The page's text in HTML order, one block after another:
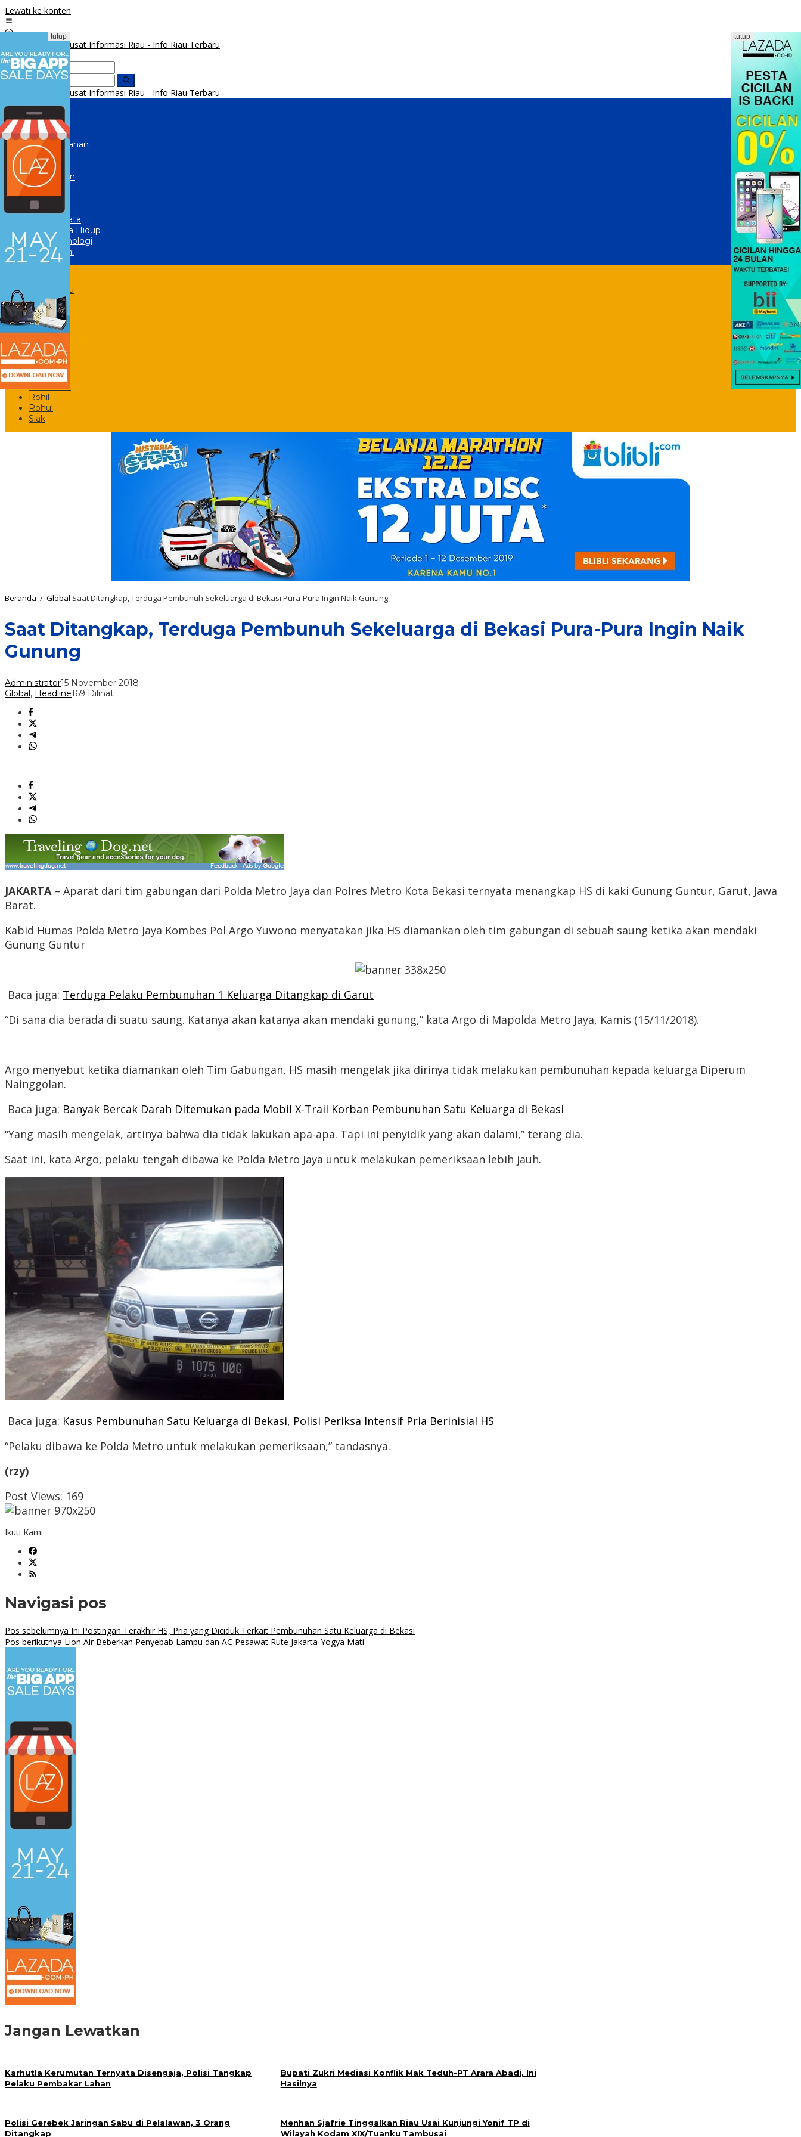
Lewati ke konten
Beranda
Peristiwa
Hukrim
Pemerintahan
Politik
Ekonomi
Pendidikan
Global
Olahraga
Lainnya
Wisata
Gaya Hidup
Teknologi
Opini
Pekanbaru
Bengkalis
Dumai
Duri
Inhil
Inhu
Kampar
Kuansing
Meranti
Pelalawan
Rohil
Rohul
Siak
tutup tutup
Beranda / Global Saat Ditangkap, Terduga Pembunuh Sekeluarga di Bekasi Pura-Pura Ingin Naik Gunung
Saat Ditangkap, Terduga Pembunuh Sekeluarga di Bekasi Pura-Pura Ingin Naik
Gunung
Administrator15 November 2018
Global, Headline169 Dilihat
JAKARTA– Aparat dari tim gabungan dari Polda Metro Jaya dan Polres Metro Kota Bekasi ternyata menangkap HS di kaki Gunung Guntur, Garut, Jawa
Barat.
Kabid Humas Polda Metro Jaya Kombes Pol Argo Yuwono menyatakan jika HS diamankan oleh tim gabungan di sebuah saung ketika akan mendaki
Gunung Guntur
Baca juga: Terduga Pelaku Pembunuhan 1 Keluarga Ditangkap di Garut
“Di sana dia berada di suatu saung. Katanya akan katanya akan mendaki gunung,” kata Argo di Mapolda Metro Jaya, Kamis (15/11/2018).
Argo menyebut ketika diamankan oleh Tim Gabungan, HS masih mengelak jika dirinya tidak melakukan pembunuhan kepada keluarga Diperum
Nainggolan.
Baca juga: Banyak Bercak Darah Ditemukan pada Mobil X-Trail Korban Pembunuhan Satu Keluarga di Bekasi
“Yang masih mengelak, artinya bahwa dia tidak lakukan apa-apa. Tapi ini penyidik yang akan dalami,” terang dia.
Saat ini, kata Argo, pelaku tengah dibawa ke Polda Metro Jaya untuk melakukan pemeriksaan lebih jauh.
Baca juga: Kasus Pembunuhan Satu Keluarga di Bekasi, Polisi Periksa Intensif Pria Berinisial HS
“Pelaku dibawa ke Polda Metro untuk melakukan pemeriksaan,” tandasnya.
(rzy)
Post Views: 169
Ikuti Kami
Navigasi pos
Pos sebelumnya Ini Postingan Terakhir HS, Pria yang Diciduk Terkait Pembunuhan Satu Keluarga di Bekasi
Pos berikutnya Lion Air Beberkan Penyebab Lampu dan AC Pesawat Rute Jakarta-Yogya Mati
Jangan Lewatkan
Karhutla Kerumutan Ternyata Disengaja, Polisi Tangkap
Pelaku Pembakar Lahan
Bupati Zukri Mediasi Konflik Mak Teduh-PT Arara Abadi, Ini
Hasilnya
Polisi Gerebek Jaringan Sabu di Pelalawan, 3 Orang
Ditangkap
Menhan Sjafrie Tinggalkan Riau Usai Kunjungi Yonif TP di
Wilayah Kodam XIX/Tuanku Tambusai